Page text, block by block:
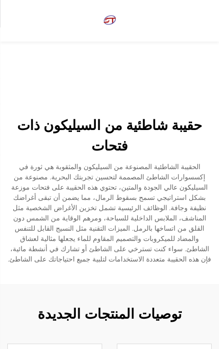
حقيبة شاطئية من السيليكون ذات
فتحات
الحقيبة الشاطئية المصنوعة من السيليكون والمثقوبة هي ثورة في
إكسسوارات الشاطئ المصممة لتحسين تجربتك البحرية. مصنوعة من
السيليكون عالي الجودة والمتين، تحتوي هذه الحقيبة على فتحات موزعة
بشكل استراتيجي تسمح بسقوط الرمال، مما يضمن أن تبقى أغراضك
نظيفة وجافة. الوظائف الرئيسية تشمل تخزين الأغراض الشخصية مثل
المناشف، الملابس الداخلية للسباحة، ومرهم الوقاية من الشمس دون
القلق من اتساخها بالرمل. الميزات التقنية مثل النسيج القابل للتنفس
والمضاد للميكروبات والتصميم المقاوم للماء يجعلها مثالية لعشاق
الشاطئ. سواء كنت تسترخي على الشاطئ أو تشارك في أنشطة مائية،
فإن هذه الحقيبة متعددة الاستخدامات لتلبية جميع احتياجاتك على الشاطئ.
توصيات المنتجات الجديدة